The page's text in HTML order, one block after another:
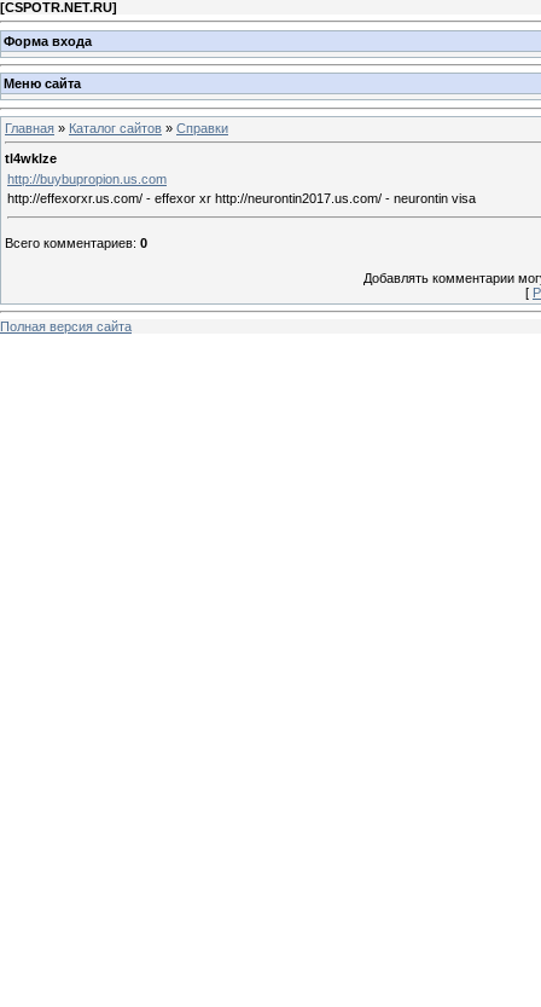
[CSPOTR.NET.RU]
Форма входа
Меню сайта
Главная » Каталог сайтов » Справки
tl4wklze
http://buybupropion.us.com
http://effexorxr.us.com/ - effexor xr http://neurontin2017.us.com/ - neurontin visa
Всего комментариев: 0
Добавлять комментарии
[
Полная версия сайта